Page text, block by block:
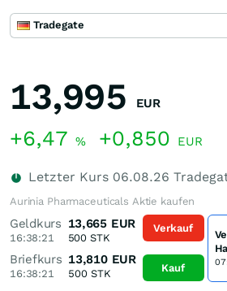
Tradegate
13,995 EUR
+6,47 % +0,850 EUR
Letzter Kurs 06.08.26
Aurinia Pharmaceuticals Aktie kaufen
Geldkurs
16:38:21
13,665 EUR
500 STK
Briefkurs
16:38:21
13,810 EUR
500STK
Verkauf
Kauf